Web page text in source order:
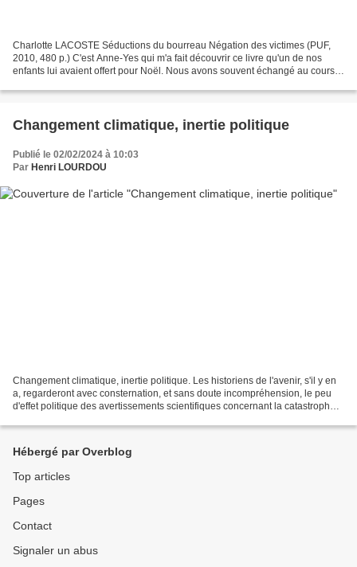
Charlotte LACOSTE Séductions du bourreau Négation des victimes (PUF,
2010, 480 p.) C'est Anne-Yes qui m'a fait découvrir ce livre qu'un de nos
enfants lui avaient offert pour Noël. Nous avons souvent échangé au cours
Changement climatique, inertie politique
Publié le 02/02/2024 à 10:03
Par Henri LOURDOU
Changement climatique, inertie politique. Les historiens de l'avenir, s'il y en
a, regarderont avec consternation, et sans doute incompréhension, le peu
d'effet politique des avertissements scientifiques concernant la catastrophe
Hébergé par Overblog
Top articles
Pages
Contact
Signaler un abus